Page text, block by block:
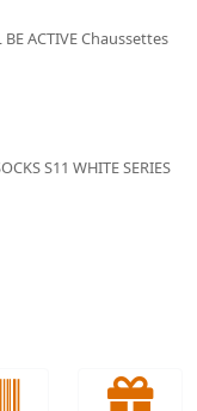
BE ACTIVE Chaussettes
S11 WHITE SERIES